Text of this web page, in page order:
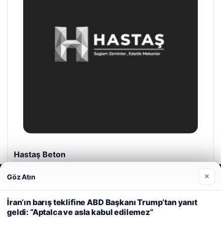
Hastaş Beton
Web sitemizi nasıl kullandığınızı daha iyi anlayabilmek,
deneyiminizi kişiselleştirmek ve geliştirmek amacıyla çerezler
kullanıyoruz.
Çerez Politikamız
Reddet Kabul Et
Göz Atın ×
İran’ın barış teklifine ABD Başkanı Trump’tan yanıt
geldi: “Aptalca ve asla kabul edilemez”